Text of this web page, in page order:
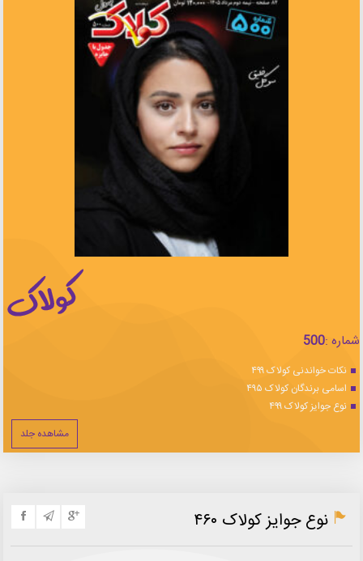
شماره :500
نکات خواندنی کولاک ۴۹۹
اسامی برندگان کولاک ۴۹۵
نوع جوایز کولاک ۴۹۹
مشاهده جلد
نوع جوایز کولاک ۴۶۰